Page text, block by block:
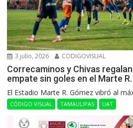
3 julio, 2026 CODIGOVISUAL
Correcaminos y Chivas
empate sin goles en el Marte
El Estadio Marte R. Gómez vibró al
CÓDIGO VISUAL TAMAULIPAS UAT